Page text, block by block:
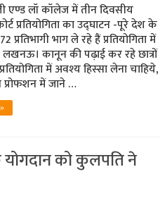
एण्ड लॉ कॉलेज में तीन दिवसीय
प्रतियोगिता का उद्घाटन -पूरे देश के
प्रतिभागी भाग ले रहे हैं प्रतियोगिता में
कानून की पढ़ाई कर रहे छात्रों
में अवश्‍य हिस्‍सा लेना चाहिये,
में जाने …
योगदान को कुलपति ने